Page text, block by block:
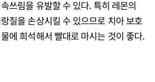
쓰림을 유발할 수 있다. 특히 레몬의
질을 손상시킬 수 있으므로 치아 보호
에 희석해서 빨대로 마시는 것이 좋다.